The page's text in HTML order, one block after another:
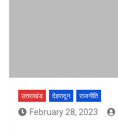
उत्तराखंड देहरादून राजनीति
February 28, 2023